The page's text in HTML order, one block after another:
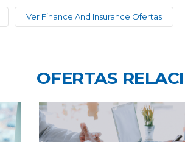
Ver Finance And Insurance Ofertas
OFERTAS